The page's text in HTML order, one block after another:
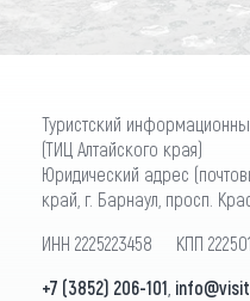
Туристский
(ТИЦ Алтайского края)
Юридический адрес
край, г. Барнаул, просп.
ИНН 2225223458 КПП
+7 (3852) 206-101